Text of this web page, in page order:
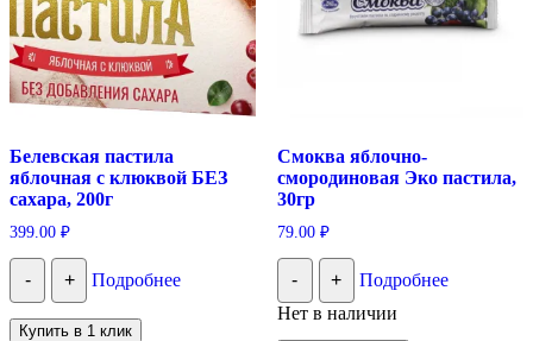
Белевская пастила
яблочная с клюквой БЕЗ
сахара, 200г
399.00 ₽
- + Подробнее
Купить в 1 клик
Смоква яблочно-
смородиновая Эко пастила,
30гр
79.00 ₽
- +
Подробнее
Нет в наличии